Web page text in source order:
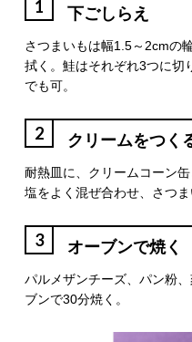
1 下ごしらえ
さつまいもは幅1.5～2cmの
拭く。鮭はそれぞれ3つに切
でも可。
2 クリームをつく
耐熱皿に、クリームコーン
塩をよく混ぜ合わせ、さつ
3 オーブンで焼く
パルメザンチーズ、パン粉
ブンで30分焼く。